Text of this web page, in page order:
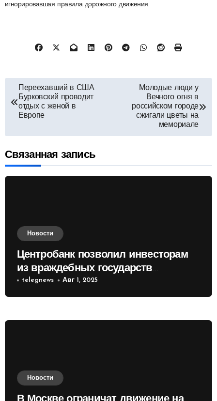
игнорировавшая правила дорожного движения.
Навигация
по
Переехавший в США
Бурковский проводит
отдых с женой в
Европе
Молодые люди у
Вечного огня в
российском городе
сжигали цветы на
мемориале
Связанная запись
Новости
Центробанк позволил инвесторам
из враждебных государств
приобретать валюту
telegnews Авг 1, 2025
Новости